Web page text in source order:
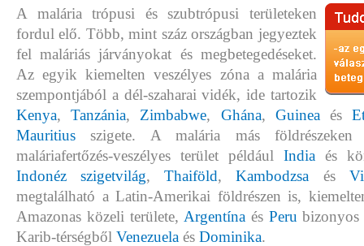
A malária trópusi és szubtrópusi területeken
fordul elő. Több, mint száz országban jegyeztek
fel maláriás járványokat és megbetegedéseket.
Az egyik kiemelten veszélyes zóna a malária
szempontjából a dél-szaharai vidék, ide tartozik
Kenya,Tanzánia, Zimbabwe, Ghána, Guinea és
Mauritius szigete. A malária más
maláriafertőzés-veszélyes terület például India és
Indonéz szigetvilág,Thaiföld,Kambodzsa és
megtalálható a Latin-Amerikai földrészen is,
Amazonas közeli területe, Argentínaés Peru
Karib-térségből Venezuela és Dominika.